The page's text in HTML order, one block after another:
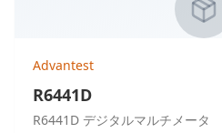
Advantest
R6441D
R6441D デジタルマルチメータ